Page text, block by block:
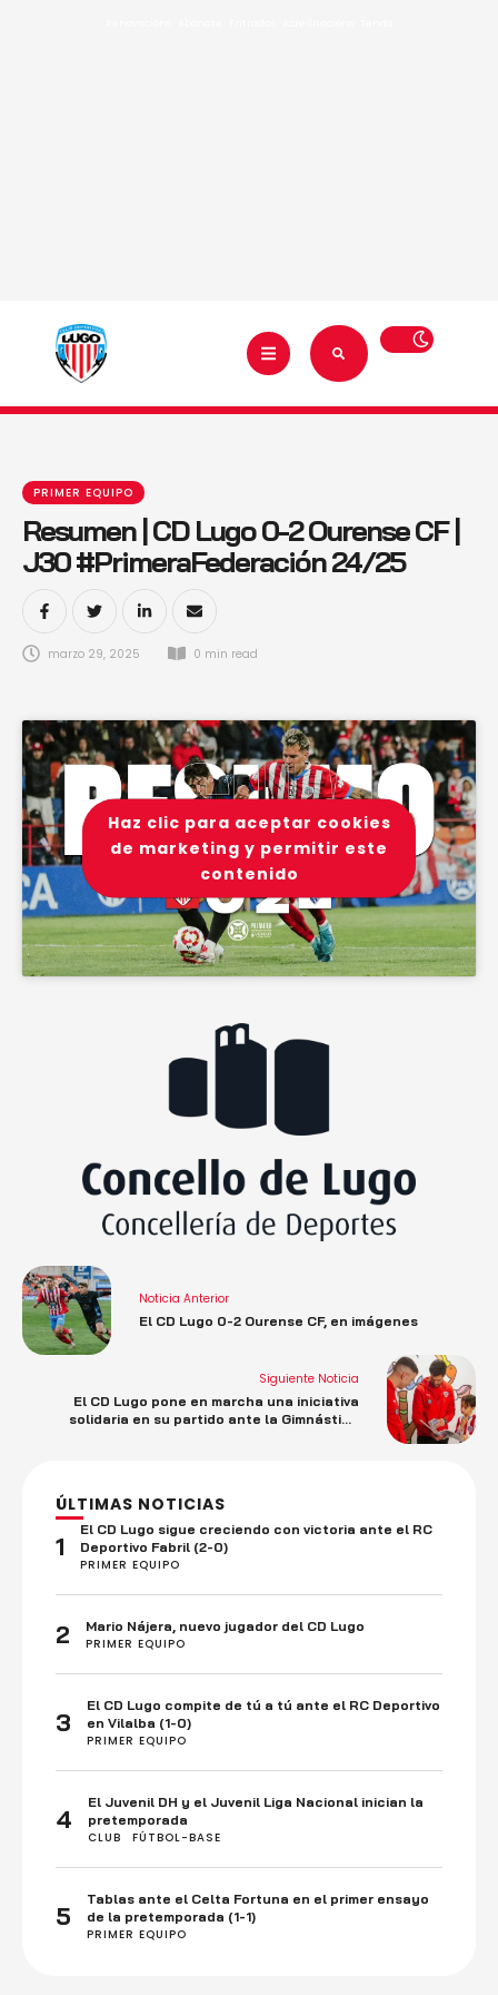
PRIMER EQUIPO
Resumen | CD Lugo 0-2 Ourense CF |
J30 #PrimeraFederación 24/25
marzo 29, 2025 0 min read
Haz clic para aceptar cookies
de marketing y permitir este
contenido
Noticia Anterior
El CD Lugo 0-2 Ourense CF, en imágenes
Siguiente Noticia
El CD Lugo pone en marcha una iniciativa
solidaria en su partido ante la Gimnástica
ÚLTIMAS NOTICIAS
1
El CD Lugo sigue creciendo con victoria ante el RC
Deportivo Fabril (2-0)
PRIMER EQUIPO
2
Mario Nájera, nuevo jugador del CD Lugo
PRIMER EQUIPO
3
El CD Lugo compite de tú a tú ante el RC Deportivo
en Vilalba (1-0)
PRIMER EQUIPO
4
El Juvenil DH y el Juvenil Liga Nacional inician la
pretemporada
CLUB
FÚTBOL-BASE
5
Tablas ante el Celta Fortuna en el primer ensayo
de la pretemporada (1-1)
PRIMER EQUIPO